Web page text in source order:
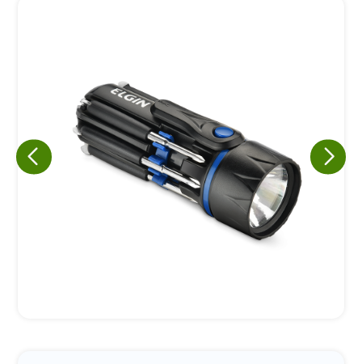
A nossa empresa está comprometida a proteger e respeitar
sua privacidade, utilizaremos seus dados apenas para fins
de marketing. Você pode alterar suas preferências a
qualquer momento.
Iniciar conversa